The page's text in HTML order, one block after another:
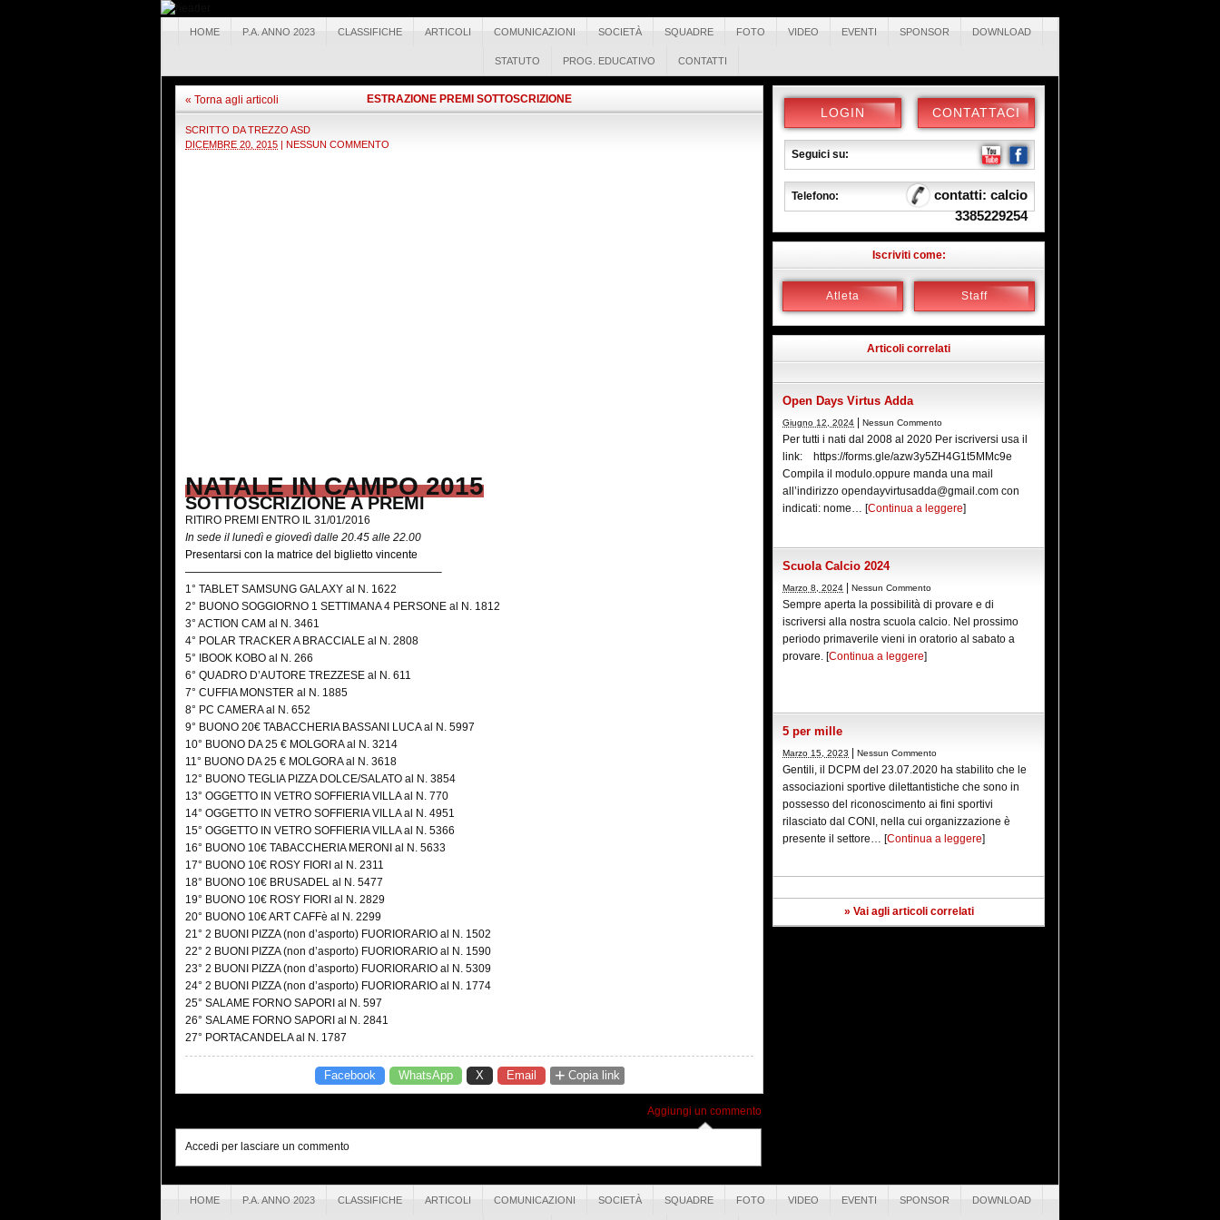
HOME P.A. ANNO 2023 CLASSIFICHE ARTICOLI COMUNICAZIONI SOCIETÀ SQUADRE FOTO VIDEO EVENTI SPONSOR DOWNLOAD
STATUTO PROG. EDUCATIVO CONTATTI
« Torna agli articoli ESTRAZIONE PREMI SOTTOSCRIZIONE
SCRITTO DATREZZO ASD
DICEMBRE 20, 2015 | NESSUN COMMENTO
NATALE IN CAMPO 2015
SOTTOSCRIZIONE A PREMI
RITIRO PREMI ENTRO IL 31/01/2016
In sede il lunedì e giovedì dalle 20.45 alle 22.00
Presentarsi con la matrice del biglietto vincente
———————————————————————–
1° TABLET SAMSUNG GALAXY al N. 1622
2° BUONO SOGGIORNO 1 SETTIMANA 4 PERSONE al N. 1812
3° ACTION CAM al N. 3461
4° POLAR TRACKER A BRACCIALE al N. 2808
5° IBOOK KOBO al N. 266
6° QUADRO D’AUTORE TREZZESE al N. 611
7° CUFFIA MONSTER al N. 1885
8° PC CAMERA al N. 652
9° BUONO 20€ TABACCHERIA BASSANI LUCA al N. 5997
10° BUONO DA 25 € MOLGORA al N. 3214
11° BUONO DA 25 € MOLGORA al N. 3618
12° BUONO TEGLIA PIZZA DOLCE/SALATO al N. 3854
13° OGGETTO IN VETRO SOFFIERIA VILLA al N. 770
14° OGGETTO IN VETRO SOFFIERIA VILLA al N. 4951
15° OGGETTO IN VETRO SOFFIERIA VILLA al N. 5366
16° BUONO 10€ TABACCHERIA MERONI al N. 5633
17° BUONO 10€ ROSY FIORI al N. 2311
18° BUONO 10€ BRUSADEL al N. 5477
19° BUONO 10€ ROSY FIORI al N. 2829
20° BUONO 10€ ART CAFFè al N. 2299
21° 2 BUONI PIZZA (non d’asporto) FUORIORARIO al N. 1502
22° 2 BUONI PIZZA (non d’asporto) FUORIORARIO al N. 1590
23° 2 BUONI PIZZA (non d’asporto) FUORIORARIO al N. 5309
24° 2 BUONI PIZZA (non d’asporto) FUORIORARIO al N. 1774
25° SALAME FORNO SAPORI al N. 597
26° SALAME FORNO SAPORI al N. 2841
27° PORTACANDELA al N. 1787
Facebook WhatsApp X Email + Copia link
Aggiungi un commento
Accedi per lasciare un commento
LOGIN CONTATTACI
Seguici su:
Telefono:
contatti: calcio
3385229254
Iscriviti come:
Atleta Staff
Articoli correlati
Open Days Virtus Adda
Giugno 12, 2024 Nessun Commento
Per tutti i nati dal 2008 al 2020 Per iscriversi usa il
link: https://forms.gle/azw3y5ZH4G1t5MMc9e
Compila il modulo.oppure manda una mail
all’indirizzo opendayvirtusadda@gmail.com con
indicati: nome… [Continua a leggere]
Scuola Calcio 2024
Marzo 8, 2024 Nessun Commento
Sempre aperta la possibilità di provare e di
iscriversi alla nostra scuola calcio. Nel prossimo
periodo primaverile vieni in oratorio al sabato a
provare. [Continua a leggere]
5 per mille
Marzo 15, 2023 Nessun Commento
Gentili, il DCPM del 23.07.2020 ha stabilito che le
associazioni sportive dilettantistiche che sono in
possesso del riconoscimento ai fini sportivi
rilasciato dal CONI, nella cui organizzazione è
presente il settore… [Continua a leggere]
Bando Dote Sport anno sportivo…
|Nessun Commento
» Vai agli articoli correlati
HOME P.A. ANNO 2023 CLASSIFICHE ARTICOLI COMUNICAZIONI SOCIETÀ SQUADRE FOTO VIDEO EVENTI SPONSOR DOWNLOAD